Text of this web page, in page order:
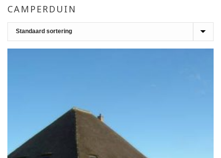
CAMPERDUIN